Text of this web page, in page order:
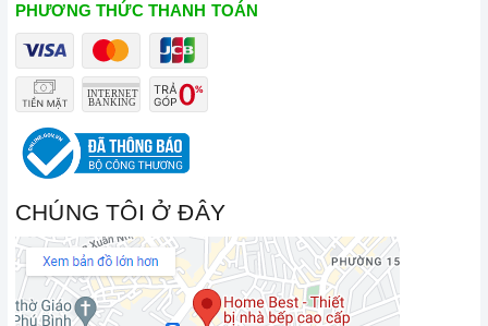
PHƯƠNG THỨC THANH TOÁN
CHÚNG TÔI Ở ĐÂY